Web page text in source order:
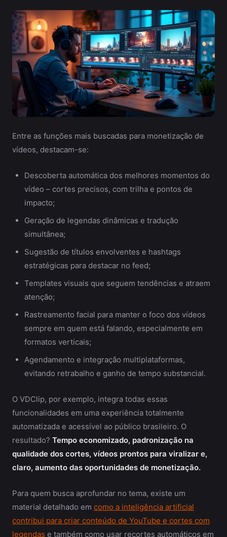
Entre as funções mais buscadas para monetização de
vídeos, destacam-se:
Descoberta automática dos melhores momentos do
vídeo – cortes precisos, com trilha e pontos de
impacto;
Geração de legendas dinâmicas e tradução
simultânea;
Sugestão de títulos envolventes e hashtags
estratégicas para destacar no feed;
Templates visuais que seguem tendências e atraem
atenção;
Rastreamento facial para manter o foco dos vídeos
sempre em quem está falando, especialmente em
formatos verticais;
Agendamento e integração multiplataformas,
evitando retrabalho e ganho de tempo substancial.
O VDClip, por exemplo, integra todas essas
funcionalidades em uma experiência totalmente
automatizada e acessível ao público brasileiro. O
resultado? Tempo economizado, padronização na
qualidade dos cortes, vídeos prontos para viralizar e,
claro, aumento das oportunidades de monetização.
Para quem busca aprofundar no tema, existe um
material detalhado em como a inteligência artificial
contribui para criar conteúdo de YouTube e cortes com
legendas e também como usar recortes automáticos em